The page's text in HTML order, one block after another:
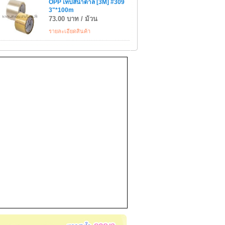
OPP เทปสีน้ำตาล [3M] #309
3"*100m
73.00 บาท / ม้วน
รายละเอียดสินค้า